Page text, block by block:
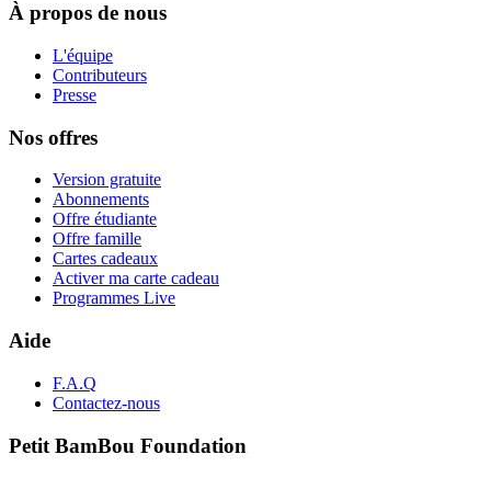
À propos de nous
L'équipe
Contributeurs
Presse
Nos offres
Version gratuite
Abonnements
Offre étudiante
Offre famille
Cartes cadeaux
Activer ma carte cadeau
Programmes Live
Aide
F.A.Q
Contactez-nous
Petit BamBou Foundation